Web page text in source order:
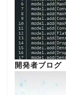
開発者ブログ